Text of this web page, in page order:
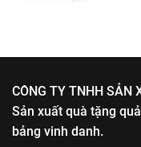
CÔNG TY TNHH SẢN
Sản xuất quà tặng
bảng vinh danh.